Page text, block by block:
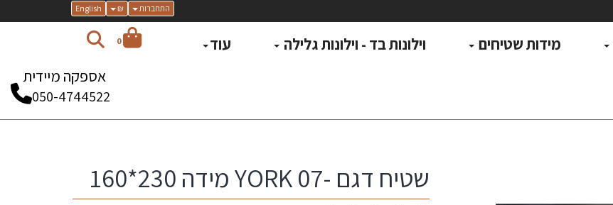
התחברות English ₪
מידות שטיחים וילונות בד - וילונות גלילה עוד 0
אספקה מיידית
050-4744522
שטיח דגם -YORK 07 מידה 230*160